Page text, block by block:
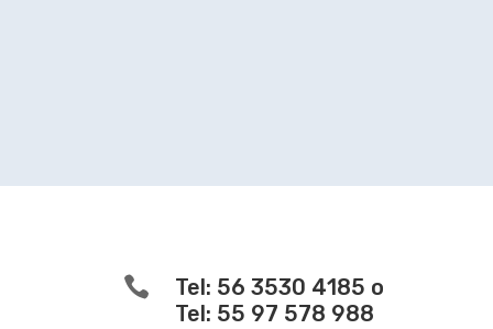

Tel: 56 3530 4185 o
Tel: 55 97 578 988